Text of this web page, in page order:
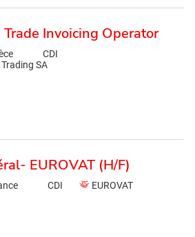
Invoicing Operator
CDI
SA
EUROVAT (H/F)
CDI EUROVAT